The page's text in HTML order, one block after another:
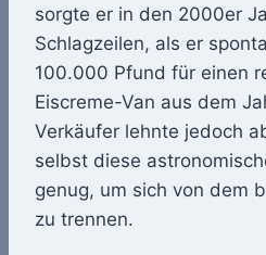
sorgte er in den 2000er
Schlagzeilen, als er
100.000 Pfund für einen
Eiscreme-Van aus dem
Verkäufer lehnte jedoch
selbst diese
genug, um sich von dem
zu trennen.